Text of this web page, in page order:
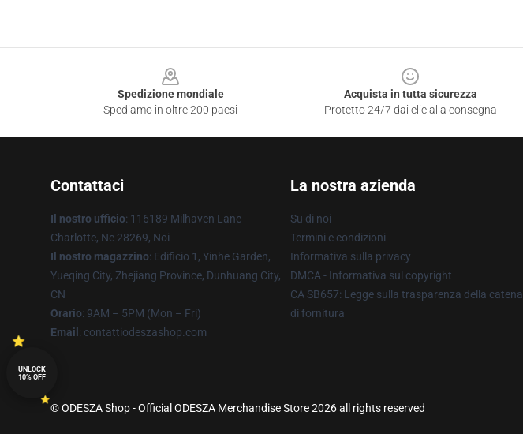
Spedizione mondiale
Spediamo in oltre 200 paesi
Acquista in tutta sicurezza
Protetto 24/7 dai clic alla consegna
Contattaci
Il nostro ufficio: 116189 Milhaven Lane
Charlotte, Nc 28269, Noi
Il nostro magazzino: Edificio 1, Yinhe Garden,
Yueqing City, Zhejiang Province, Dunhuang City,
CN
Orario: 9AM – 5PM (Mon – Fri)
Email : contattiodeszashop.com
La nostra azienda
Su di noi
Termini e condizioni
Informativa sulla privacy
DMCA - Informativa sul copyright
CA SB657: Legge sulla trasparenza della catena
di fornitura
© ODESZA Shop - Official ODESZA Merchandise Store 2026 all rights reserved
UNLOCK
10% OFF